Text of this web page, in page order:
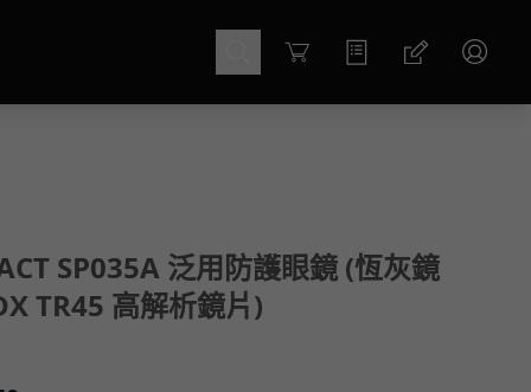
Cart
SP035A 泛用防護眼鏡 (恆灰鏡
TR45 高解析鏡片)